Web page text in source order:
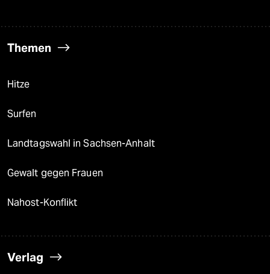
Themen
Hitze
Surfen
Landtagswahl in Sachsen-Anhalt
Gewalt gegen Frauen
Nahost-Konflikt
Verlag